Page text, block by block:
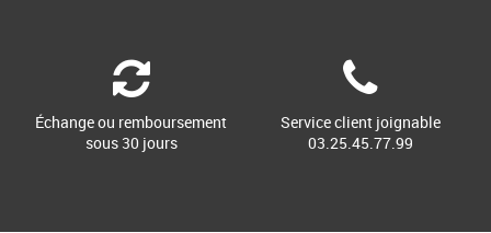
Échange ou remboursement
sous 30 jours
Service client joignable
03.25.45.77.99